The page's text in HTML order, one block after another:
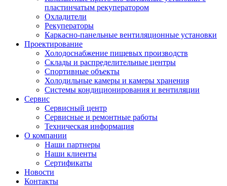
пластинчатым рекуператором
Охладители
Рекуператоры
Каркасно-панельные вентиляционные установки
Проектирование
Холодоснабжение пищевых производств
Склады и распределительные центры
Спортивные объекты
Холодильные камеры и камеры хранения
Системы кондиционирования и вентиляции
Сервис
Сервисный центр
Сервисные и ремонтные работы
Техническая информация
О компании
Наши партнеры
Наши клиенты
Сертификаты
Новости
Контакты